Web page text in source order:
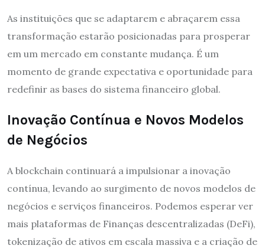
As instituições que se adaptarem e abraçarem essa
transformação estarão posicionadas para prosperar
em um mercado em constante mudança. É um
momento de grande expectativa e oportunidade para
redefinir as bases do sistema financeiro global.
Inovação Contínua e Novos Modelos
de Negócios
A blockchain continuará a impulsionar a inovação
contínua, levando ao surgimento de novos modelos de
negócios e serviços financeiros. Podemos esperar ver
mais plataformas de Finanças descentralizadas (DeFi),
tokenização de ativos em escala massiva e a criação de